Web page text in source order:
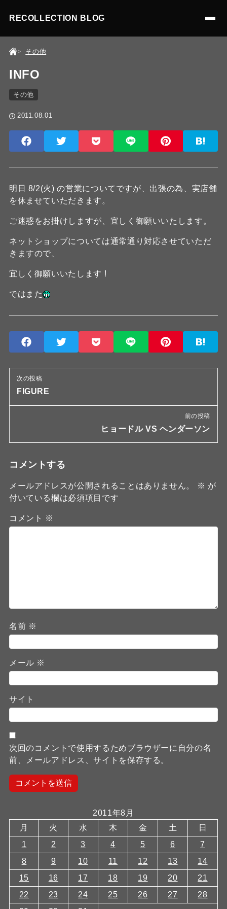
RECOLLECTION BLOG
その他
INFO
その他
2011.08.01
明日 8/2(火) の営業についてですが、出張の為、実店舗
を休ませていただきます。
ご迷惑をお掛けしますが、宜しく御願いいたします。
ネットショップについては通常通り対応させていただ
きますので、
宜しく御願いいたします !
ではまた
次の投稿
FIGURE
前の投稿
ヒョードル VS ヘンダーソン
コメントする
メールアドレスが公開されることはありません。 ※ が
付いている欄は必須項目です
コメント ※
名前 ※
メール ※
サイト
次回のコメントで使用するためブラウザーに自分の名
前、メールアドレス、サイトを保存する。
2011年8月
月
火 水 木 金 土
日
1
2 3 4 5 6
7
8
9 10 11 12 13
14
15
16 17 18 19 20
21
22
23 24 25 26 27
28